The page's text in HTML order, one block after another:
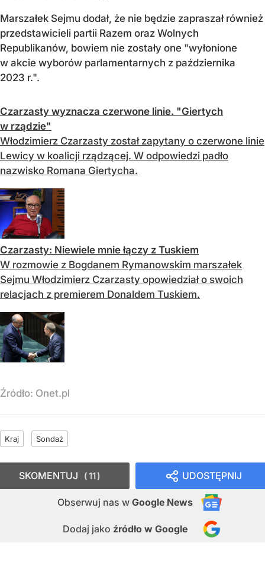
Marszałek Sejmu dodał, że nie będzie zapraszał również
przedstawicieli partii Razem oraz Wolnych
Republikanów, bowiem nie zostały one "wyłonione
w akcie wyborów parlamentarnych z października
2023 r.".
Czarzasty wyznacza czerwone linie. "Giertych
w rządzie"
Włodzimierz Czarzasty został zapytany o czerwone linie
Lewicy w koalicji rządzącej. W odpowiedzi padło
nazwisko Romana Giertycha.
Czarzasty: Niewiele mnie łączy z Tuskiem
W rozmowie z Bogdanem Rymanowskim marszałek
Sejmu Włodzimierz Czarzasty opowiedział o swoich
relacjach z premierem Donaldem Tuskiem.
Źródło: Onet.pl
Kraj Sondaż
UDOSTĘPNIJ
Obserwuj nas w Google News
Dodaj jako źródło w Google
SKOMENTUJ 11